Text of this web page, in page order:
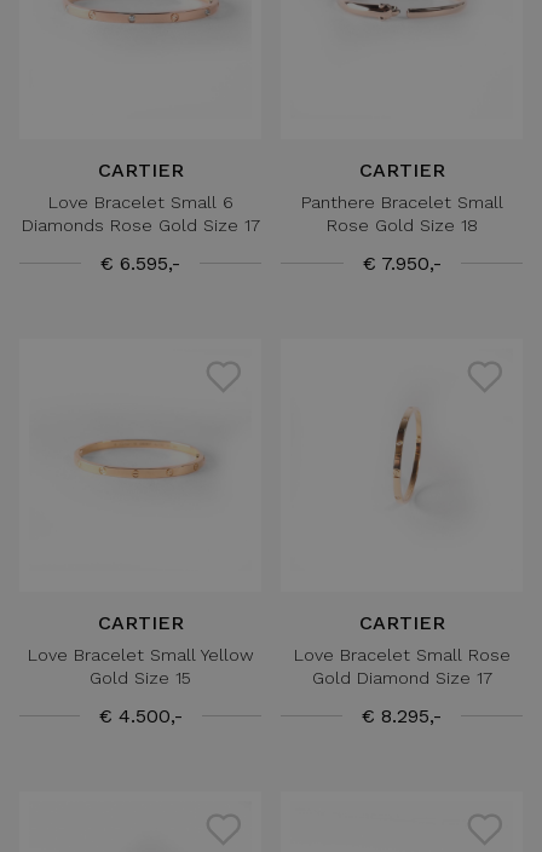
CARTIER
Love Bracelet Small 6
Diamonds Rose Gold Size 17
€ 6.595,-
CARTIER
Panthere Bracelet Small
Rose Gold Size 18
€ 7.950,-
CARTIER
Love Bracelet Small Yellow
Gold Size 15
€ 4.500,-
CARTIER
Love Bracelet Small Rose
Gold Diamond Size 17
€ 8.295,-